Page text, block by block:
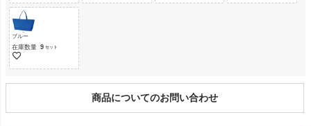
ブルー
在庫数量 9
商品についてのお問い合わせ